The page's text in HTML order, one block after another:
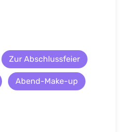
Zur Abschlussfeier
Abend-Make-up